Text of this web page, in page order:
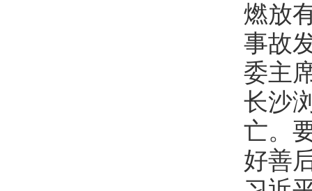
燃放
事故
委主
长沙
亡。
好善